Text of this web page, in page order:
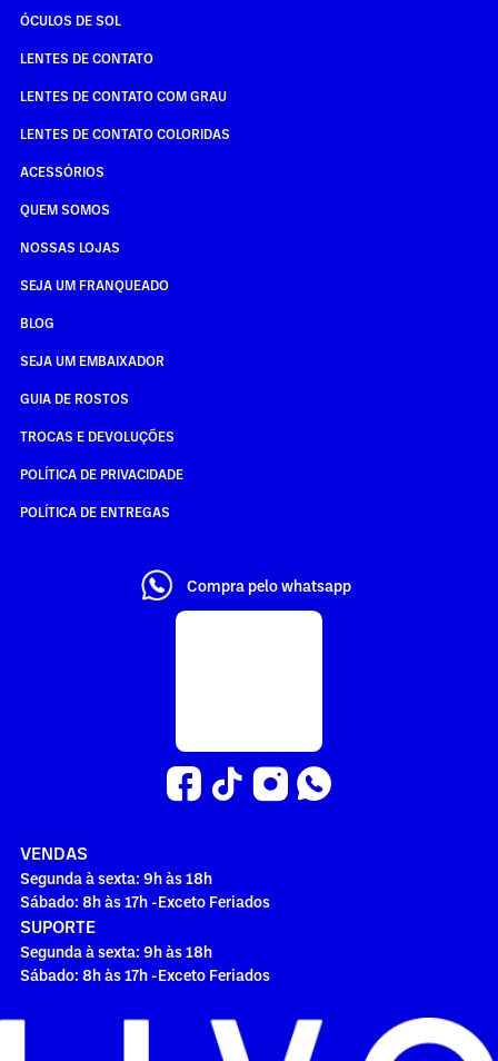
ÓCULOS DE SOL
LENTES DE CONTATO
LENTES DE CONTATO COM GRAU
LENTES DE CONTATO COLORIDAS
ACESSÓRIOS
QUEM SOMOS
NOSSAS LOJAS
SEJA UM FRANQUEADO
BLOG
SEJA UM EMBAIXADOR
GUIA DE ROSTOS
TROCAS E DEVOLUÇÕES
POLÍTICA DE PRIVACIDADE
POLÍTICA DE ENTREGAS
Compra pelo whatsapp
VENDAS
Segunda à sexta: 9h às 18h
Sábado: 8h às 17h -Exceto Feriados
SUPORTE
Segunda à sexta: 9h às 18h
Sábado: 8h às 17h -Exceto Feriados